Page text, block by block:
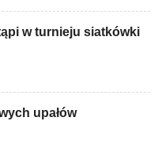
w turnieju siatkówki
upałów